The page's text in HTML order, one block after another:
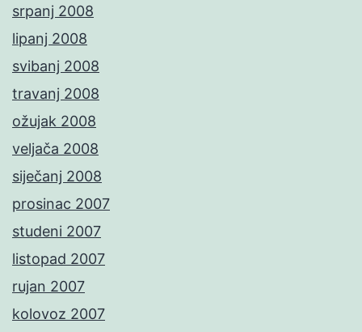
srpanj 2008
lipanj 2008
svibanj 2008
travanj 2008
ožujak 2008
veljača 2008
siječanj 2008
prosinac 2007
studeni 2007
listopad 2007
rujan 2007
kolovoz 2007